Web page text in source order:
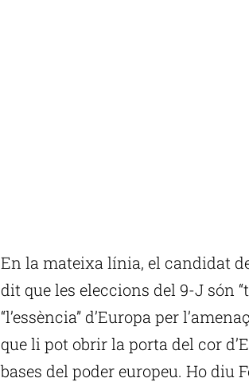
En la mateixa línia, el candidat
dit que les eleccions del 9-J són
“l’essència” d’Europa per
que li pot obrir la porta del cor
bases del poder europeu. Ho diu